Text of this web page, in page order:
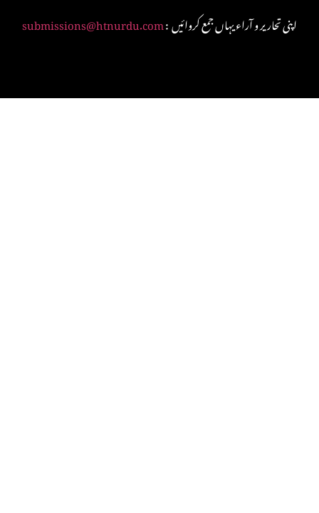
submissions@htnurdu.com : اپنی تحاریر و آراء یہاں جمع کروائیں